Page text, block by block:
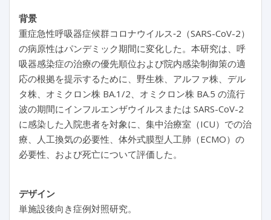
背景
重症急性呼吸器症候群コロナウイルス‐2（SARS-CoV-2）
の病原性はパンデミック期間に変化した。本研究は、呼
吸器感染症の治療の優先順位および院内感染制御策の適
応の根拠を提示するために、野生株、アルファ株、デル
タ株、オミクロン株 BA.1/2、オミクロン株 BA.5 の流行
波の期間にインフルエンザウイルスまたは SARS-CoV-2
に感染した入院患者を対象に、集中治療室（ICU）での治
療、人工換気の必要性、体外式膜型人工肺（ECMO）の
必要性、および死亡について評価した。
デザイン
単施設後向き症例対照研究。